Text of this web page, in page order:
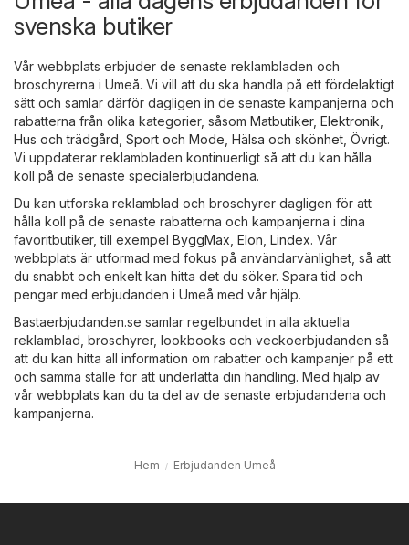
svenska butiker
Vår webbplats erbjuder de senaste reklambladen och
broschyrerna i Umeå. Vi vill att du ska handla på ett fördelaktigt
sätt och samlar därför dagligen in de senaste kampanjerna och
rabatterna från olika kategorier, såsom Matbutiker, Elektronik
Hus och trädgård Sport och Mode Hälsa och skönhet Övrigt.
Vi uppdaterar reklambladen kontinuerligt så att du kan hålla
koll på de senaste specialerbjudandena.
Du kan utforska reklamblad och broschyrer dagligen för att
hålla koll på de senaste rabatterna och kampanjerna i dina
favoritbutiker, till exempel ByggMax Elon Lindex. Vår
webbplats är utformad med fokus på användarvänlighet, så att
du snabbt och enkelt kan hitta det du söker. Spara tid och
pengar med erbjudanden i Umeå med vår hjälp.
Bastaerbjudanden.se samlar regelbundet in alla aktuella
reklamblad, broschyrer, lookbooks och veckoerbjudanden så
att du kan hitta all information om rabatter och kampanjer på ett
och samma ställe för att underlätta din handling. Med hjälp av
vår webbplats kan du ta del av de senaste erbjudandena och
kampanjerna.
Hem Erbjudanden Umeå